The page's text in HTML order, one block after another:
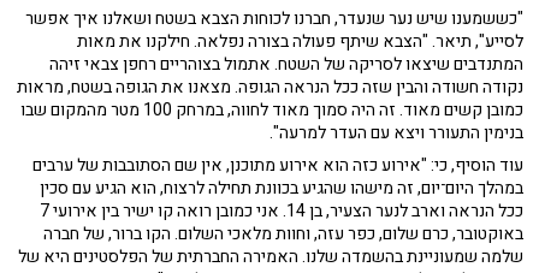
"כששמענו שיש נער שנעדר, חברנו לכוחות הצבא בשטח ושאלנו איך אפשר
לסייע", תיאר. "הצבא שיתף פעולה בצורה נפלאה. חילקנו את מאות
המתנדבים שיצאו לסריקה של השטח. אתמול בצוהריים רחפן צבאי זיהה
נקודה חשודה והבין שזה ככל הנראה הגופה. מצאנו את הגופה בשטח, מראות
כמובן קשים מאוד. זה היה סמוך מאוד לחווה, במרחק 100 מטר מהמקום שבו
בנימין התעורר ויצא עם העדר למרעה".
עוד הוסיף, כי: "אירוע כזה הוא אירוע מתוכנן, אין שם הסתובבות של ערבים
במהלך היום־יום, זה מישהו שהגיע בכוונת תחילה לרצוח, הוא הגיע עם סכין
ככל הנראה וארב לנער הצעיר, בן 14. אני כמובן רואה קו ישיר בין אירועי 7
באוקטובר, כרם שלום, כפר עזה, וחוות מלאכי השלום. הקו ברור, של חברה
שלמה שמעוניינת בהשמדה שלנו. האמירה החברתית של הפלסטינים היא של